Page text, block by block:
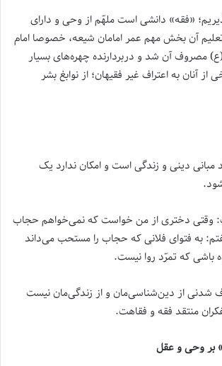
«فقه» دانشی است ملهّم از وحی و دارای
بوده که تعلیم آن بخش مهم عمر امامان شیعه، خصوصا امام
مصروف آن شد و دربردارنده چهره‌های بسیار
آنان به اعتراف غیر فقیهان؛ از نوابغ بشر
مبانی دینی و زندگی است و امکان ندارد یک
دختری از من خواست که نمی‌خواهم حجاب
به فتوای فلانی که حجاب را مستحب می‌داند
باشی که تمرّد روا نیست.
از دین‌شناسی‌مان و از زندگی‌مان نیست
منتقد فقه و فقاهت.
بر وحی و عقل